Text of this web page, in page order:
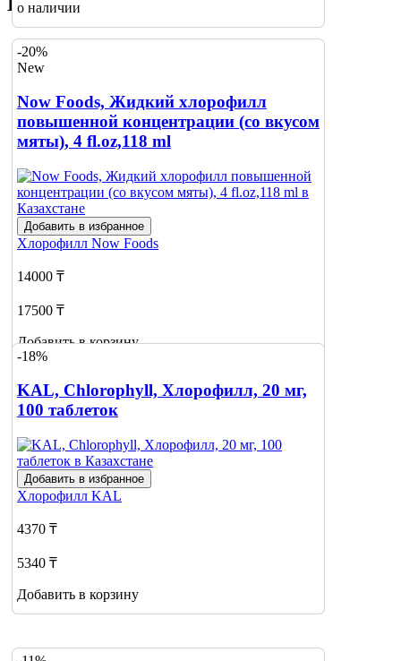
о наличии
-20%
New
Now Foods, Жидкий хлорофилл
повышенной концентрации (со вкусом
мяты), 4 fl.oz,118 ml
Добавить в избранное
Хлорофилл Now Foods
14000 ₸
17500 ₸
Добавить в корзину
-18%
KAL, Chlorophyll, Хлорофилл, 20 мг,
100 таблеток
Добавить в избранное
Хлорофилл KAL
4370 ₸
5340 ₸
Добавить в корзину